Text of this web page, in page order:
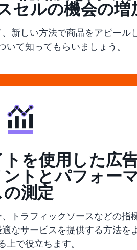
セルの機会の増
新しい方法で商品をアピール
いて知ってもらいましょう。
を使用した広
トとパフォー
の測定
トラフィックソースなどの指
なサービスを提供する方法を
上で役立ちます。